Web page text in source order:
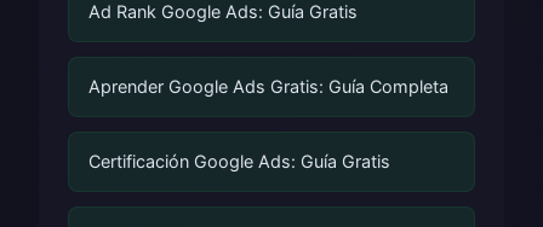
Ad Rank Google Ads: Guía Gratis
Aprender Google Ads Gratis: Guía Completa
Certificación Google Ads: Guía Gratis